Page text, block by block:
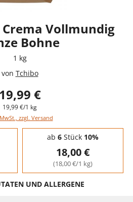
Vollmundig
Bohne
1 kg
von Tchibo
19,99 €
19,99 €/1 kg
zzgl. Versand
ab 6Stück 10%
18,00 €
(18,00 €/1 kg)
UND ALLERGENE